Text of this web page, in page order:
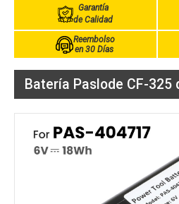
Garantía
de Calidad
Reembolso
en 30 Días
Batería Paslode CF-325